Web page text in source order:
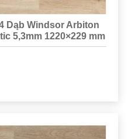
Dąb Windsor Arbiton
5,3mm 1220×229 mm